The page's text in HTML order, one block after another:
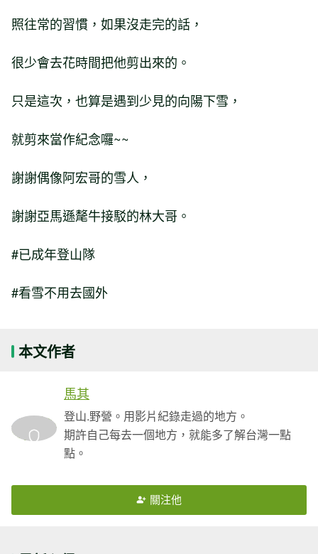
照往常的習慣，如果沒走完的話，
很少會去花時間把他剪出來的。
只是這次，也算是遇到少見的向陽下雪，
就剪來當作紀念囉~~
謝謝偶像阿宏哥的雪人，
謝謝亞馬遜氂牛接駁的林大哥。
#已成年登山隊
#看雪不用去國外
本文作者
馬其
登山.野營。用影片紀錄走過的地方。
期許自己每去一個地方，就能多了解台灣一點
點。
關注他